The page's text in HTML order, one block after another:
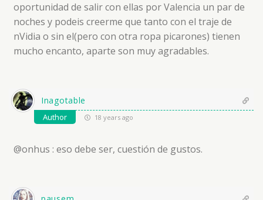
oportunidad de salir con ellas por Valencia un par de
noches y podeis creerme que tanto con el traje de
nVidia o sin el(pero con otra ropa picarones) tienen
mucho encanto, aparte son muy agradables.
Inagotable
Author 18 years ago
@onhus : eso debe ser, cuestión de gustos.